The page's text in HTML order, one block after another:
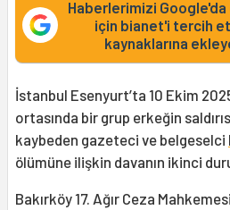
Haberlerimizi Google'da
için bianet'i tercih
kaynaklarına
İstanbul Esenyurt’ta 10 Ekim
ortasında bir grup erkeğin
kaybeden gazeteci ve belgeselci
ölümüne ilişkin davanın ikinci
Bakırköy 17. Ağır Ceza